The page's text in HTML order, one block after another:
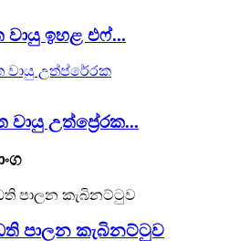
වායු ඉහළ එෆ්...
වායු උත්ප්‍රේරක...
පාලන කැබිනට්ටුව